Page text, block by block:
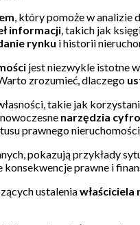
, który pomoże w
informacji , takich jak
rynku i historii
jest niezwykle istotne
zrozumieć, dlaczego
takie jak
narzędzia
prawnego
pokazują przykłady
konsekwencje prawne i
ustaleniawłaściciela